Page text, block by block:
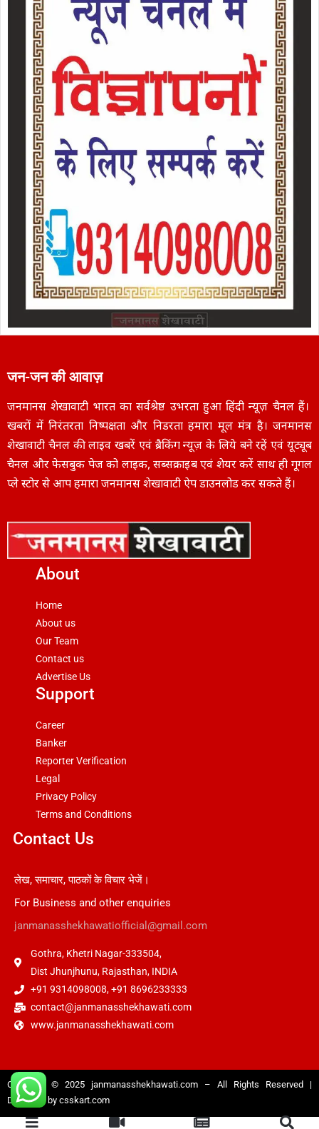
जन-जन की आवाज़
जनमानस शेखावाटी भारत का सर्वश्रेष्ठ उभरता हुआ हिंदी न्यूज़ चैनल हैं।
खबरों में निरंतरता निष्पक्षता और निडरता हमारा मूल मंत्र है। जनमानस
शेखावाटी चैनल की लाइव खबरें एवं ब्रैकिंग न्यूज़ के लिये बने रहें एवं यूट्यूब
चैनल और फेसबुक पेज को लाइक, सब्सक्राइब एवं शेयर करें साथ ही गूगल
प्ले स्टोर से आप हमारा जनमानस शेखावाटी ऐप डाउनलोड कर सकते हैं।
About
Home
About us
Our Team
Contact us
Advertise Us
Support
Career
Banker
Reporter Verification
Legal
Privacy Policy
Terms and Conditions
Contact Us
लेख, समाचार, पाठकों के विचार भेजें।
For Business and other enquiries
janmanasshekhawatiofficial@gmail.com
Gothra, Khetri Nagar-333504,
Dist Jhunjhunu, Rajasthan, INDIA
+91 9314098008, +91 8696233333
contact@janmanasshekhawati.com
www.janmanasshekhawati.com
Copyright © 2025 janmanasshekhawati.com – All Rights Reserved |
Designed by csskart.com